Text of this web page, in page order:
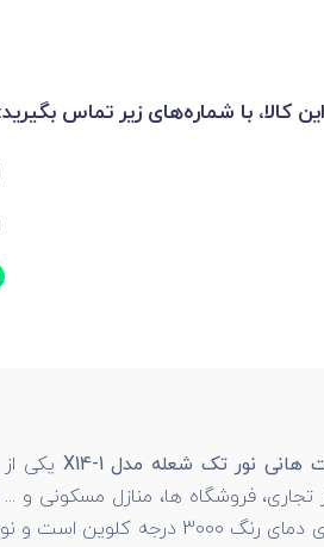
کالا، با شماره‌های زیر تماس بگیرید:
یکی
تجاری، فروشگاه ها، منازل